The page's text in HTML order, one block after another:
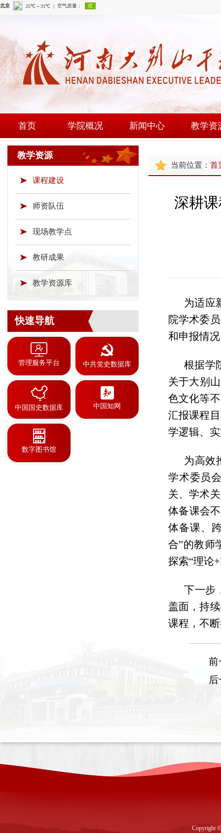
首页 学院概况
学院简介
现任领导
新闻中心
通知公告
教学资
师资队
教研成
教学资源
课程建设
师资队伍
现场教学点
教研成果
教学资源库
快速导航
管理服务平台 中共党史数据库
中国国史数据库 中国知网
数字图书馆
当前位置： 首
深耕
为适应
院学术委
和申报情
根据学
关于大别
色文化等
汇报课程
学逻辑、
为高效
学术委员
关、学术
体备课会
体备课、
合”的教师
探索“理论
下一步
盖面，持
课程，不
前
Copyright